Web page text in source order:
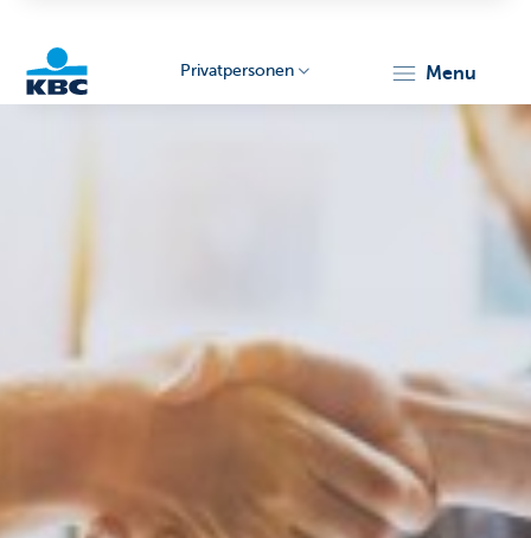
Privatpersonen menu